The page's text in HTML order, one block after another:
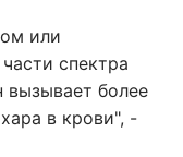
или
спектра
более
в крови", -